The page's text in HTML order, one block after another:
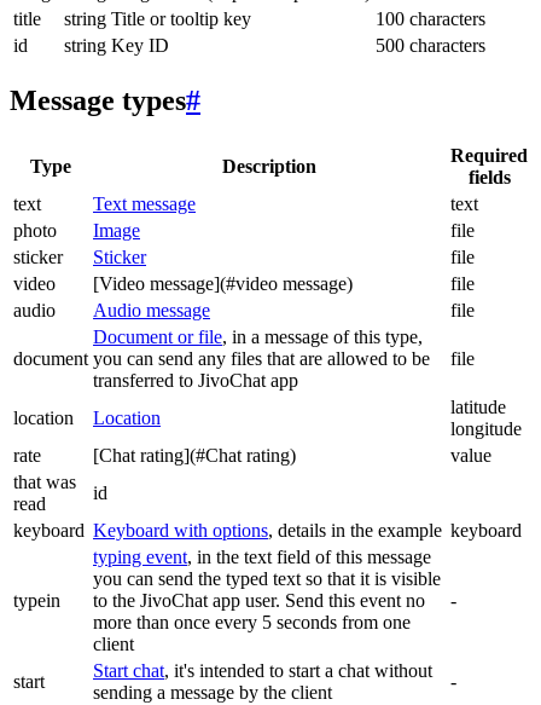
title
string Title or tooltip key
100 characters
id
string Key ID 500 characters
Message types#
Type Description
Required
fields
text
Text message
text
photo
Image
file
sticker
Sticker
file
video
[Video message](#video message)
file
audio
Audio message file
document
Document or file, in a message of this type,
you can send any files that are allowed to be
transferred to JivoChat app
file
location Location
latitude
longitude
rate
[Chat rating](#Chat rating)
value
that was
read
id
keyboard Keyboard with options, details in the example keyboard
typein
typing event, in the text field of this message
you can send the typed text so that it is visible
to the JivoChat app user. Send this event no
more than once every 5 seconds from one
client
-
start
Start chat, it's intended to start a chat without
sending a message by the client
-